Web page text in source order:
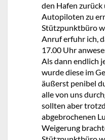
den Hafen zurück
Autopiloten zu
Stützpunktbüro
Anruf erfuhr ich,
17.00 Uhr
Als dann endlich
wurde diese im
äußerst penibel
alle von uns
sollten aber
abgebrochenen
Weigerung